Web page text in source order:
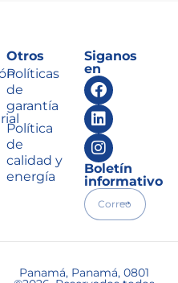
Otros
Políticas
de
garantía
Política
de
calidad y
energía
Siganos
en
Boletín
informativo
Panamá, Panamá, 0801